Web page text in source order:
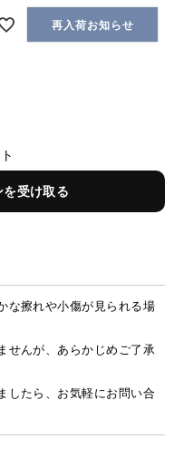
再入荷お知らせ
受け取る
な擦れや小傷が見られる場
せんが、あらかじめご了承
したら、お気軽にお問い合